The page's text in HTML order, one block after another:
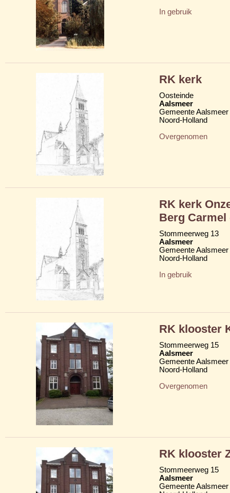
In gebruik
RK kerk
Oosteinde
Aalsmeer
Gemeente Aalsmeer
Noord-Holland
Overgenomen
RK kerk
Berg
Stommeerweg 13
Aalsmeer
Gemeente Aalsmeer
Noord-Holland
In gebruik
RK klooster
Stommeerweg 15
Aalsmeer
Gemeente Aalsmeer
Noord-Holland
Overgenomen
RK klooster
Stommeerweg 15
Aalsmeer
Gemeente Aalsmeer